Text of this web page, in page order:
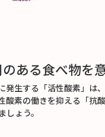
ある食べ物を
発生する「活性酸素」は
酸素の働きを抑える「抗
ょう。